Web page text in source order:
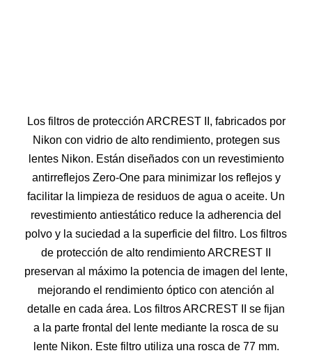
Los filtros de protección ARCREST II, ​​fabricados por
Nikon con vidrio de alto rendimiento, protegen sus
lentes Nikon. Están diseñados con un revestimiento
antirreflejos Zero-One para minimizar los reflejos y
facilitar la limpieza de residuos de agua o aceite. Un
revestimiento antiestático reduce la adherencia del
polvo y la suciedad a la superficie del filtro. Los filtros
de protección de alto rendimiento ARCREST II
preservan al máximo la potencia de imagen del lente,
mejorando el rendimiento óptico con atención al
detalle en cada área. Los filtros ARCREST II se fijan
a la parte frontal del lente mediante la rosca de su
lente Nikon. Este filtro utiliza una rosca de 77 mm.